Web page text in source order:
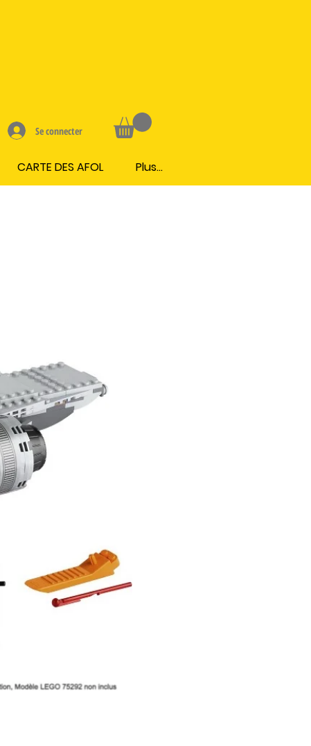
Se connecter
CARTE DES AFOL Plus...